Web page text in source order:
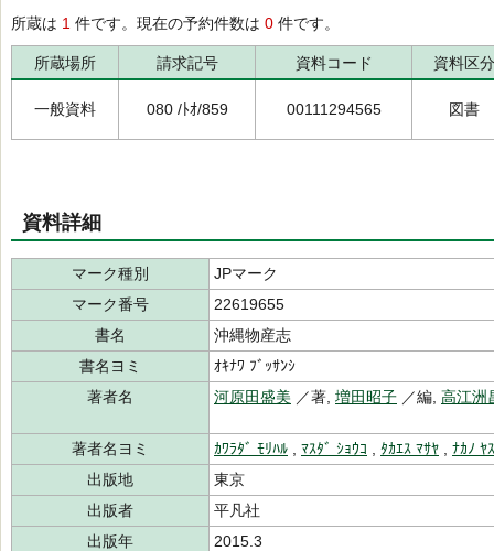
所蔵は 1 件です。現在の予約件数は 0 件です。
所蔵場所 請求記号 資料コード 資料区分
一般資料 080 /ﾄｵ/859 00111294565 図書
資料詳細
マーク種別
JPマーク
マーク番号
22619655
書名
沖縄物産志
書名ヨミ
ｵｷﾅﾜ ﾌﾞｯｻﾝｼ
著者名
河原田盛美 ／著, 増田昭子 ／編, 高江洲
著者名ヨミ ｶﾜﾗﾀﾞ ﾓﾘﾊﾙ ﾏｽﾀﾞ ｼｮｳｺ ﾀｶｴｽ ﾏｻﾔ
ﾅｶﾉ ﾔ
出版地
東京
出版者
平凡社
出版年
2015.3